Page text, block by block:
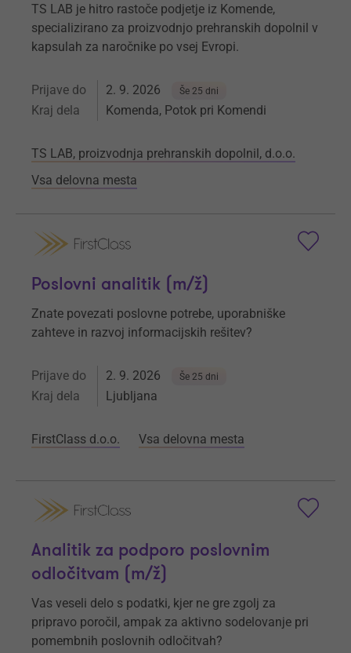
TS LAB je hitro rastoče podjetje iz Komende,
specializirano za proizvodnjo prehranskih dopolnil v
kapsulah za naročnike po vsej Evropi.
Prijave do 2. 9. 2026 Še 25 dni
Kraj dela Komenda, Potok pri Komendi
TS LAB, proizvodnja prehranskih dopolnil, d.o.o.
Vsa delovna mesta
Poslovni analitik (m/ž)
Znate povezati poslovne potrebe, uporabniške
zahteve in razvoj informacijskih rešitev?
Prijave do 2. 9. 2026 Še 25 dni
Kraj dela Ljubljana
FirstClass d.o.o. Vsa delovna mesta
Analitik za podporo poslovnim
odločitvam (m/ž)
Vas veseli delo s podatki, kjer ne gre zgolj za
pripravo poročil, ampak za aktivno sodelovanje pri
pomembnih poslovnih odločitvah?